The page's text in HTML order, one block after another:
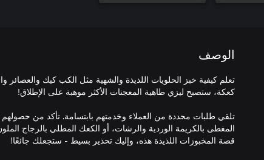
الوصف
تعلم كيفية خبز الحلويات اللذيذة والشهية مثل الكب كيك والعصائر
تلقي طلبات محددة من العملاء وخدمتهم بابتسامة. تأكد من
المغطى بالكريمة الوردية والرشات، أو الكعك المطلي بالزجاج